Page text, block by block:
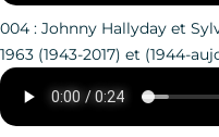
004 : Johnny Hallyday et
1963 (1943-2017) et (1944-